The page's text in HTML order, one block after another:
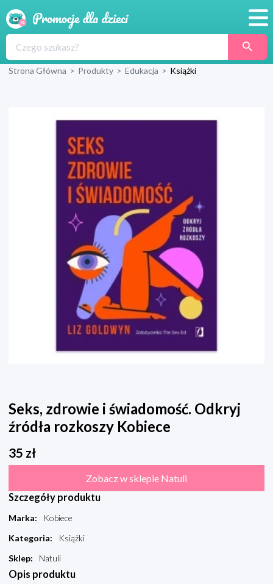
Produkty
Wyprawka
Strona Główna > Produkty > Edukacja > Książki
Seks, zdrowie i świadomość. Odkryj
źródła rozkoszy Kobiece
35 zł
Zobacz w sklepie Natuli
Szczegóły produktu
Marka:
Kobiece
Kategoria:
Książki
Sklep: Natuli
Opis produktu